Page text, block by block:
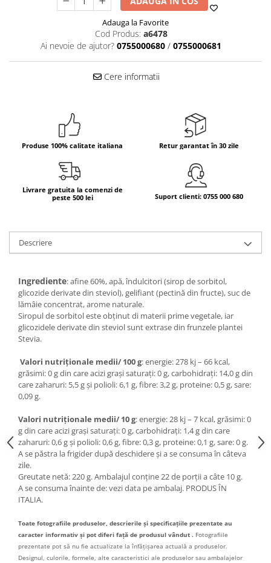
Bauturi aperitive, alcoolice
Apa italiana
Sucuri si bauturi racoritoare
Panettone cozonac italian,
Pandoro si Balocco
Produse fara gluten
Produse de panificatie
Produse de patiserie
Adauga la Favorite
Cod Produs: a6478
Ai nevoie de ajutor? 0755000680 / 0755000681
Cere informatii
Produse 100% calitate italiana Retur garantat în 30 zile
Livrare gratuita la comenzi de
peste 500 lei
Suport clienti: 0755 000 680
Descriere
Ingrediente: afine 60%, apă, îndulcitori (sirop de sorbitol,
glicozide derivate din steviol), gelifiant (pectină din fructe), suc de
lămâie concentrat, arome naturale.
Siropul de sorbitol este obținut di materii prime vegetale, iar
glicozidele derivate din steviol sunt extrase din frunzele plantei
Stevia.
Valori nutriționale medii/ 100 g: energie: 278 kj – 66 kcal,
grăsimi: 0 g din care acizi grași saturați: 0 g, carbohidrați: 14,0 g din
care zaharuri: 5,5 g și polioli: 6,1 g, fibre: 3,2 g, proteine: 0,5 g, sare:
0,09 g.
Valori nutriționale medii/ 10 g: energie: 28 kj – 7 kcal, grăsimi: 0
g din care acizi grași saturați: 0 g, carbohidrați: 1,4 g din care
zaharuri: 0,6 g și polioli: 0,6 g, fibre: 0,3 g, proteine: 0,1 g, sare: 0 g.
A se păstra la frigider după deschidere și a se consuma în câteva
zile.
Greutate netă: 220 g. Ambalajul conține 22 de porții a câte 10 g.
A se consuma înainte de: vezi data pe ambalaj. PRODUS ÎN
ITALIA.
Toate fotografiile produselor, descrierile și specificațiile prezentate au
caracter informativ și pot diferi față de produsul vândut . Fotografiile
prezentate pot să nu fie actualizate la înfățișarea actuală a produselor.
Designul, culorile, formele, alte caracteristici ale produselor sau ambalajelor